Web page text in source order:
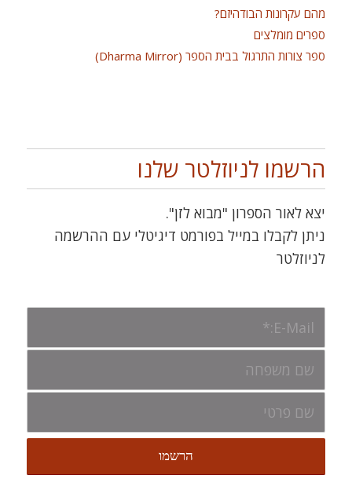
מהם עקרונות הבודהיזם?
ספרים מומלצים
ספר צורות התרגול בבית הספר (Dharma Mirror)
הרשמו לניוזלטר שלנו
יצא לאור הספרון "מבוא לזן".
ניתן לקבלו במייל בפורמט דיגיטלי עם ההרשמה
לניוזלטר